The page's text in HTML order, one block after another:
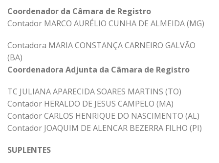
Coordenador da Câmara de Registro
Contador MARCO AURÉLIO CUNHA DE ALMEIDA (MG)
Contadora MARIA CONSTANÇA CARNEIRO GALVÃO
(BA)
Coordenadora Adjunta da Câmara de Registro
TC JULIANA APARECIDA SOARES MARTINS (TO)
Contador HERALDO DE JESUS CAMPELO (MA)
Contador CARLOS HENRIQUE DO NASCIMENTO (AL)
Contador JOAQUIM DE ALENCAR BEZERRA FILHO (PI)
SUPLENTES